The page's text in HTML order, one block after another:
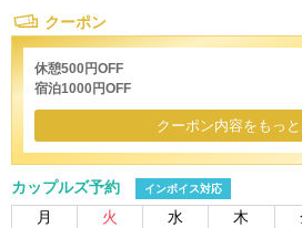
クーポン
休憩500円OFF
宿泊1000円OFF
クーポン内容をもっ
カップルズ予約 インボイス対応
月 火 水 木